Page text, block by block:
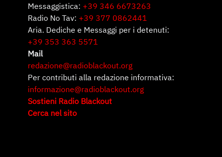
Messaggistica: +39 346 6673263
Radio No Tav: +39 377 0862441
Aria. Dediche e Messaggi per i detenuti:
+39 353 363 5571
Mail
redazione@radioblackout.org
Per contributi alla redazione informativa:
informazione@radioblackout.org
Sostieni Radio Blackout
Cerca nel sito